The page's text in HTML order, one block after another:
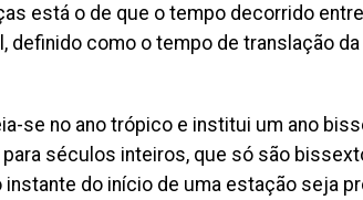
está o de que o tempo decorrido
definido como o tempo de translação
se no ano trópico e institui um ano
séculos inteiros, que só são
do início de uma estação seja